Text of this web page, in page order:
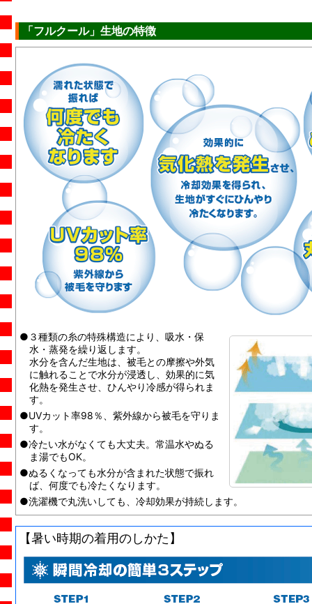
「フルクール」生地の特徴
●３種類の糸の特殊構造により、吸水・保
水・蒸発を繰り返します。
水分を含んだ生地は、被毛との摩擦や外気
に触れることで水分が浸透し、効果的に気
化熱を発生させ、ひんやり冷感が得られま
す。
●UVカット率98％、紫外線から被毛を守りま
す。
●冷たい水がなくても大丈夫。常温水やぬる
ま湯でもOK。
●ぬるくなっても水分が含まれた状態で振れ
ば、何度でも冷たくなります。
●洗濯機で丸洗いしても、冷却効果が持続します。
【暑い時期の着用のしかた】